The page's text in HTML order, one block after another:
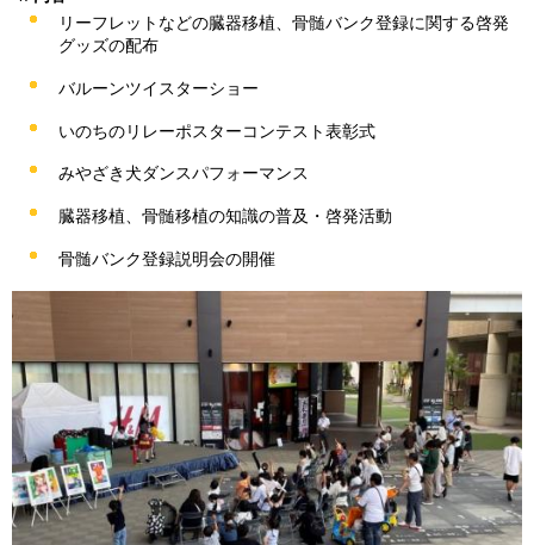
リーフレットなどの臓器移植、骨髄バンク登録に関する啓発
グッズの配布
バルーンツイスターショー
いのちのリレーポスターコンテスト表彰式
みやざき犬ダンスパフォーマンス
臓器移植、骨髄移植の知識の普及・啓発活動
骨髄バンク登録説明会の開催